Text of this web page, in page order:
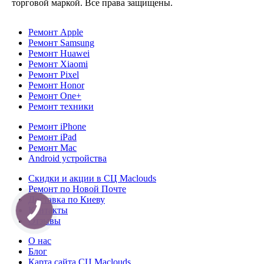
торговой маркой. Все права защищены.
Ремонт Apple
Ремонт Samsung
Ремонт Huawei
Ремонт Xiaomi
Ремонт Pixel
Ремонт Honor
Ремонт One+
Ремонт техники
Ремонт iPhone
Ремонт iPad
Ремонт Mac
Android устройства
Скидки и акции в СЦ Maclouds
Ремонт по Новой Почте
Доставка по Киеву
Контакты
Отзывы
О нас
Блог